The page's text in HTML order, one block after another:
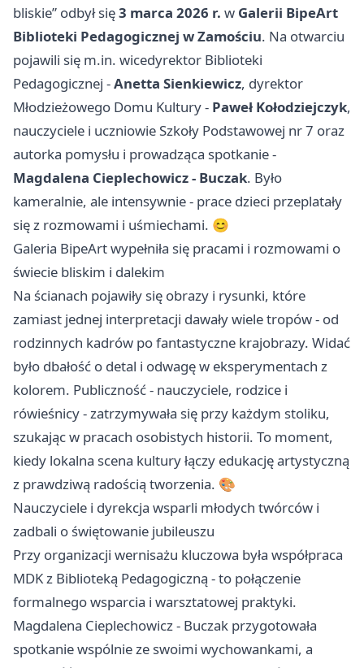
bliskie” odbył się3 marca 2026 r. w Galerii BipeArt
Biblioteki Pedagogicznej w Zamościu. Na otwarciu
pojawili się m.in. wicedyrektor Biblioteki
Pedagogicznej -Anetta Sienkiewicz, dyrektor
Młodzieżowego Domu Kultury - Paweł Kołodziejczyk,
nauczyciele i uczniowie Szkoły Podstawowej nr 7 oraz
autorka pomysłu i prowadząca spotkanie -
Magdalena Cieplechowicz - Buczak. Było
kameralnie, ale intensywnie - prace dzieci przeplatały
się z rozmowami i uśmiechami. 😊
Galeria BipeArt wypełniła się pracami i rozmowami o
świecie bliskim i dalekim
Na ścianach pojawiły się obrazy i rysunki, które
zamiast jednej interpretacji dawały wiele tropów - od
rodzinnych kadrów po fantastyczne krajobrazy. Widać
było dbałość o detal i odwagę w eksperymentach z
kolorem. Publiczność - nauczyciele, rodzice i
rówieśnicy - zatrzymywała się przy każdym stoliku,
szukając w pracach osobistych historii. To moment,
kiedy lokalna scena kultury łączy edukację artystyczną
z prawdziwą radością tworzenia. 🎨
Nauczyciele i dyrekcja wsparli młodych twórców i
zadbali o świętowanie jubileuszu
Przy organizacji wernisażu kluczowa była współpraca
MDK z Biblioteką Pedagogiczną - to połączenie
formalnego wsparcia i warsztatowej praktyki.
Magdalena Cieplechowicz - Buczak przygotowała
spotkanie wspólnie ze swoimi wychowankami, a